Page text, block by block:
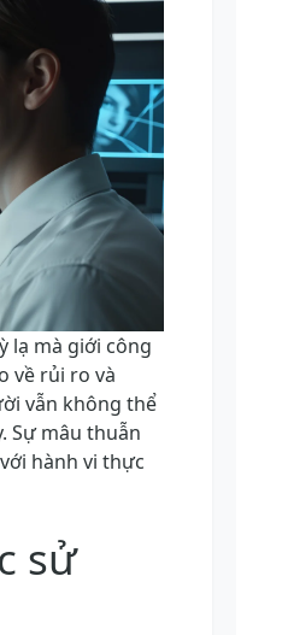
lạ mà giới công
về rủi ro và
vẫn không thể
Sự mâu thuẫn
hành vi thực
sử